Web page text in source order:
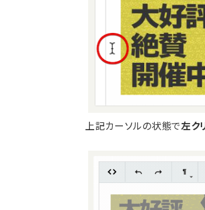
上記カーソルの状態で左ク